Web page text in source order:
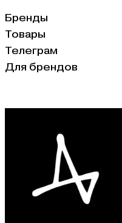
Бренды
Товары
Телеграм
Для брендов